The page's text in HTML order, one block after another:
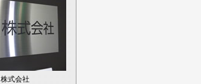
式会社